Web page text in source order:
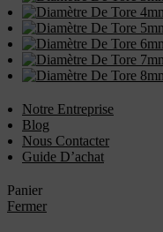
Notre Entreprise
Blog
Nous Contacter
Guide D’achat
Panier
Fermer